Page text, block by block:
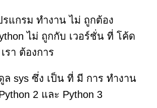
รแกรม ทำงาน ไม่ ถูกต้อง
ไม่ ถูกกับ เวอร์ชั่น ที่ โค้ด
รา ต้องการ
ล sys ซึ่ง เป็น ที่ มี การ ทำงาน
2 และ Python 3